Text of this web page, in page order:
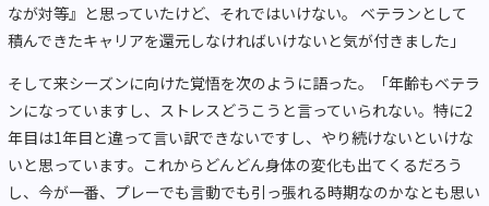
なが対等』と思っていたけど、それではいけない。 ベテランとして
積んできたキャリアを還元しなければいけないと気が付きました」
そして来シーズンに向けた覚悟を次のように語った。「年齢もベテラ
ンになっていますし、ストレスどうこうと言っていられない。特に2
年目は1年目と違って言い訳できないですし、やり続けないといけな
いと思っています。これからどんどん身体の変化も出てくるだろう
し、今が一番、プレーでも言動でも引っ張れる時期なのかなとも思い